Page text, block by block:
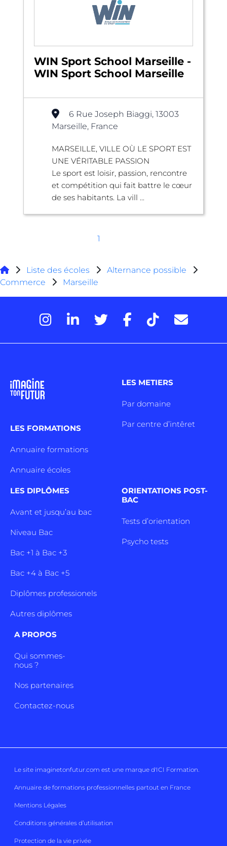
WIN Sport School Marseille -
WIN Sport School Marseille
6 Rue Joseph Biaggi, 13003
Marseille, France
MARSEILLE, VILLE OÙ LE SPORT EST
UNE VÉRITABLE PASSION
Le sport est loisir, passion, rencontre
et compétition qui fait battre le cœur
de ses habitants. La vill ...
1
Liste des écoles
Alternance possible
Commerce
Marseille
LES FORMATIONS
Annuaire formations
Annuaire écoles
LES METIERS
Par domaine
Par centre d’intêret
LES DIPLÔMES
Avant et jusqu’au bac
Niveau Bac
Bac +1 à Bac +3
Bac +4 à Bac +5
Diplômes professionels
Autres diplômes
ORIENTATIONS POST-
BAC
Tests d’orientation
Psycho tests
A PROPOS
Qui sommes-
nous ?
Nos partenaires
Contactez-nous
Le site imaginetonfutur.com est une marque d'ICI Formation.
Annuaire de formations professionnelles partout en France
Mentions Légales
Conditions générales d’utilisation
Protection de la vie privée